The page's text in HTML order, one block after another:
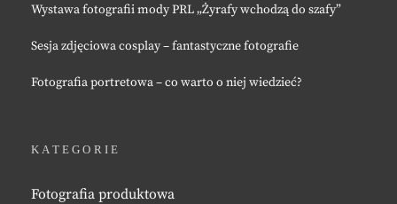
Wystawa fotografii mody PRL „Żyrafy wchodzą do szafy”
Sesja zdjęciowa cosplay – fantastyczne fotografie
Fotografia portretowa – co warto o niej wiedzieć?
KATEGORIE
Fotografia produktowa